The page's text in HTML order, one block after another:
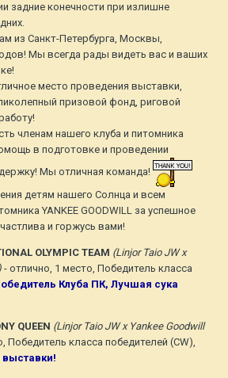
задние конечности при излишне
из Санкт-Петербурга, Москвы,
Мы всегда рады видеть вас и ваших
место проведения выставки,
призовой фонд, риговой
членам нашего клуба и питомника
в подготовке и проведении
Мы отличная команда!
детям нашего Солнца и всем
YANKEE GOODWILL за успешное
и горжусь вами!
OLYMPIC TEAM (Linjor Taio JW x
- отлично, 1 место, Победитель класса
Клуба ПК, Лучшая сука
QUEEN (Linjor Taio JW x Yankee Goodwill
Победитель класса победителей (CW),